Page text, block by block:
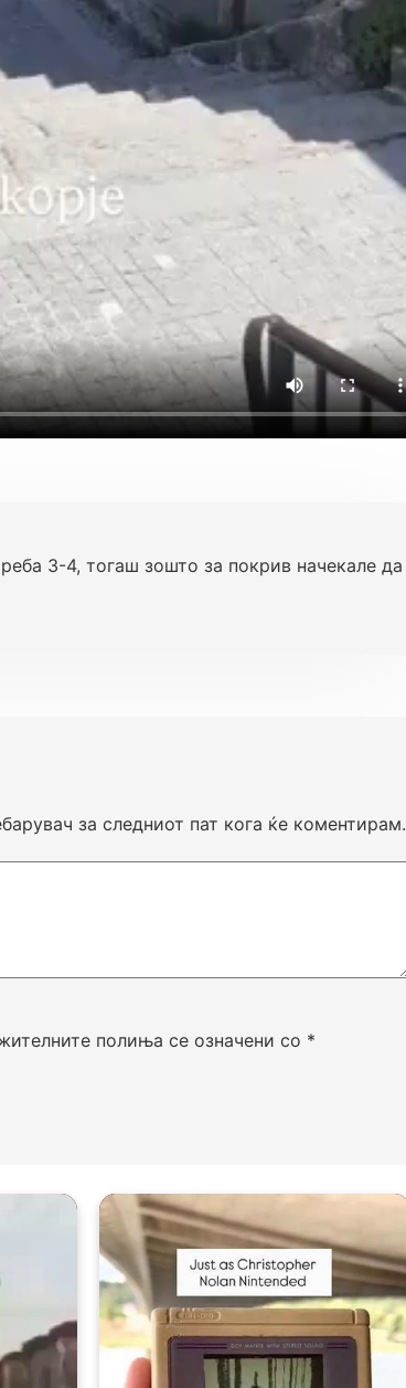
3-4, тогаш зошто за покрив начекале да
полиња се означени со *
за следниот пат кога ќе коментирам.